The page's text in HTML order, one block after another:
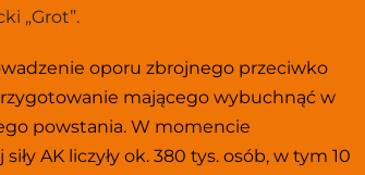
„Grot”.
oporu zbrojnego przeciwko
mającego wybuchnąć w
powstania. W momencie
AK liczyły ok. 380 tys. osób, w tym 10